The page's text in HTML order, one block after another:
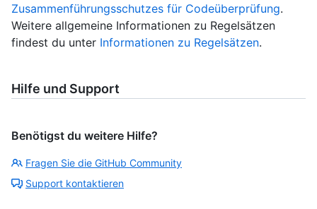
Zusammenführungsschutzes für Codeüberprüfung.
Weitere allgemeine Informationen zu Regelsätzen
findest du unter Informationen zu Regelsätzen.
Hilfe und Support
Benötigst du weitere Hilfe?
Fragen Sie die GitHub Community
Support kontaktieren